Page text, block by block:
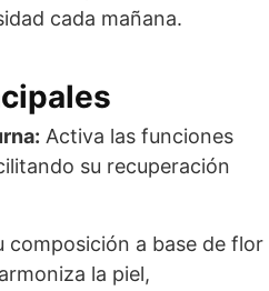
cada mañana.
Activa las funciones
su recuperación
composición a base de flor
la piel,